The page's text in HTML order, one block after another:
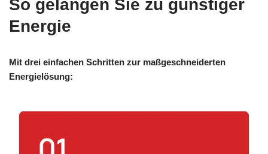
So gelangen Sie zu günstiger
Energie
Mit drei einfachen Schritten zur maßgeschneiderten
Energielösung: